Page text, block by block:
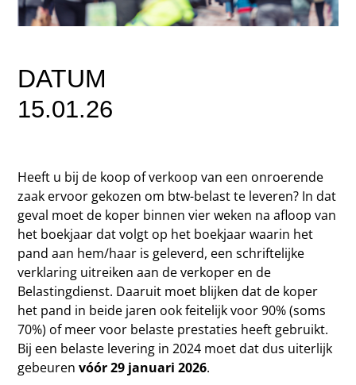
DATUM
15.01.26
Heeft u bij de koop of verkoop van een onroerende
zaak ervoor gekozen om btw-belast te leveren? In dat
geval moet de koper binnen vier weken na afloop van
het boekjaar dat volgt op het boekjaar waarin het
pand aan hem/haar is geleverd, een schriftelijke
verklaring uitreiken aan de verkoper en de
Belastingdienst. Daaruit moet blijken dat de koper
het pand in beide jaren ook feitelijk voor 90% (soms
70%) of meer voor belaste prestaties heeft gebruikt.
Bij een belaste levering in 2024 moet dat dus uiterlijk
gebeurenvóór 29 januari 2026.